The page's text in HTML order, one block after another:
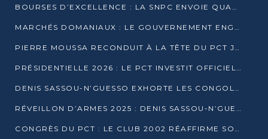
BOURSES D’EXCELLENCE : LA SNPC ENVOIE QUATRE NOUVEAUX TALENTS CONGOLAIS SE FORMER À BAKOU
MARCHÉS DOMANIAUX : LE GOUVERNEMENT ENGAGE LA STRUCTURATION DES TAXES D’ASSAINISSEMENT
PIERRE MOUSSA RECONDUIT À LA TÊTE DU PCT JUSQU’EN 2031
PRÉSIDENTIELLE 2026 : LE PCT INVESTIT OFFICIELLEMENT DENIS SASSOU NGUESSO
DENIS SASSOU-N’GUESSO EXHORTE LES CONGOLAIS À L’UNITÉ ET AU FAIR-PLAY DÉMOCRATIQUE EN 2026
RÉVEILLON D’ARMES 2025 : DENIS SASSOU-N’GUESSO GARANTIT DES ÉLECTIONS 2026 PAISIBLES ET SÉCURISÉES
CONGRÈS DU PCT : LE CLUB 2002 RÉAFFIRME SON SOUTIEN À DENIS SASSOU-N’GUESSO POUR 2026